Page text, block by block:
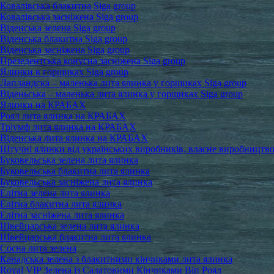
Ковалівська блакитна Siga group
Ковалівська засніжена Siga group
Віденська зелена Siga group
Віденська блакитна Siga group
Віденська засніжена Siga group
Презедентська конусна засніжена Siga group
Ялинки в горщиках Siga group
Лапландска – маленька лита ялинка у горщиках Siga group
Віденьська – маленька лита ялинка у горщиках Siga group
Ялинки на КРАБАХ
Роял лита ялинка на КРАБАХ
Тріумф лита ялинка на КРАБАХ
Віденська лита ялинка на КРАБАХ
Штучні ялинки від українських виробників, власне виробництво
Буковельська зелена лита ялинка
Буковельська блакитна лита ялинка
Буковельська засніжена лита ялинка
Елітна зелена лита ялинка
Елітна блакитна лита ялинка
Елітна засніжена лита ялинка
Швейцарська зелена лита ялинка
Швейцарська блакитна лита ялинка
Сосна лита зелена
Канадська зелена з блакитними кінчиками лита ялинка
Royal VIP Зелена із Салатовими Кінчиками Віп Роял